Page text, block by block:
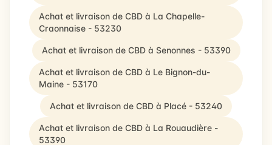
Achat et livraison de CBD à La Chapelle-
Craonnaise - 53230
Achat et livraison de CBD à Senonnes - 53390
Achat et livraison de CBD à Le Bignon-du-
Maine - 53170
Achat et livraison de CBD à Placé - 53240
Achat et livraison de CBD à La Rouaudière -
53390